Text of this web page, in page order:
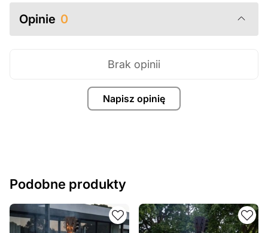
pomocy, skontaktuj się z nami w dowolnym momencie –
zawsze chętnie pomożemy.
Opinie 0
Napisz opinię
Brak opinii
Podobne produkty